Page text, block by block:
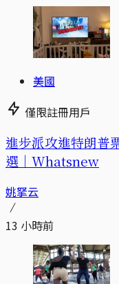
美國
僅限註冊用戶
進步派攻進特朗普
選｜Whatsnew
姚拏云
13 小時前